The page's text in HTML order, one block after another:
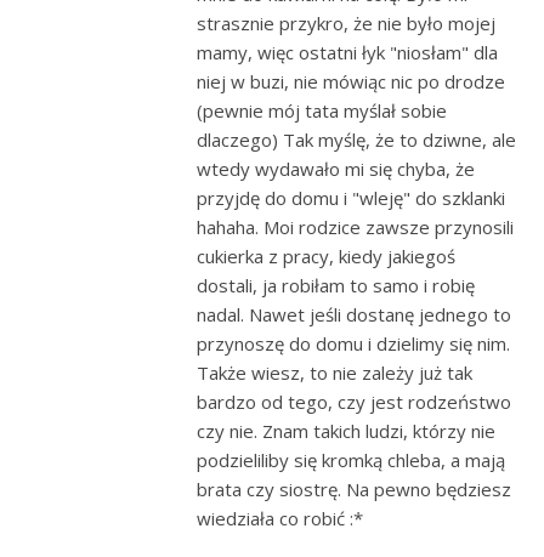
strasznie przykro, że nie było mojej
mamy, więc ostatni łyk "niosłam" dla
niej w buzi, nie mówiąc nic po drodze
(pewnie mój tata myślał sobie
dlaczego) Tak myślę, że to dziwne, ale
wtedy wydawało mi się chyba, że
przyjdę do domu i "wleję" do szklanki
hahaha. Moi rodzice zawsze przynosili
cukierka z pracy, kiedy jakiegoś
dostali, ja robiłam to samo i robię
nadal. Nawet jeśli dostanę jednego to
przynoszę do domu i dzielimy się nim.
Także wiesz, to nie zależy już tak
bardzo od tego, czy jest rodzeństwo
czy nie. Znam takich ludzi, którzy nie
podzieliliby się kromką chleba, a mają
brata czy siostrę. Na pewno będziesz
wiedziała co robić :*